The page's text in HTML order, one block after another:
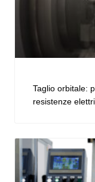
Taglio orbitale:
resistenze